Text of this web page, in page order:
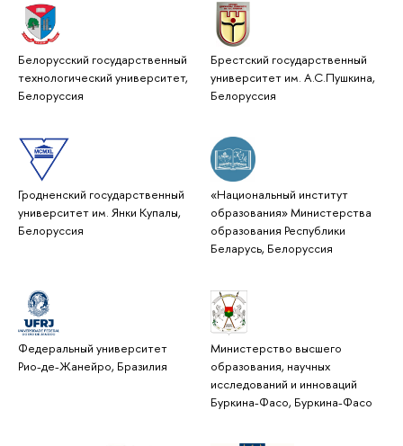
Белорусский государственный
технологический университет,
Белоруссия
Брестский государственный
университет им. А.С.Пушкина,
Белоруссия
Гродненский государственный
университет им. Янки Купалы,
Белоруссия
«Национальный институт
образования» Министерства
образования Республики
Беларусь, Белоруссия
Федеральный университет
Рио-де-Жанейро, Бразилия
Министерство высшего
образования, научных
исследований и инноваций
Буркина-Фасо, Буркина-Фасо